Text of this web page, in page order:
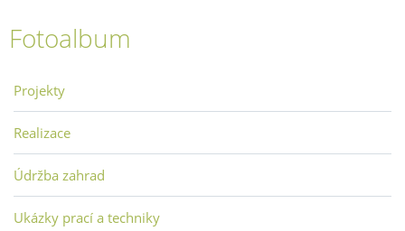
Fotoalbum
Projekty
Realizace
Údržba zahrad
Ukázky prací a techniky